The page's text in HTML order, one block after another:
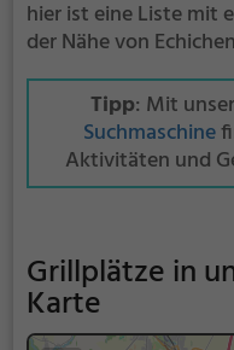
hier ist eine Liste mit
der Nähe von
Tipp: Mit
Suchmaschine
Aktivitäten und
Grillplätze in
Karte